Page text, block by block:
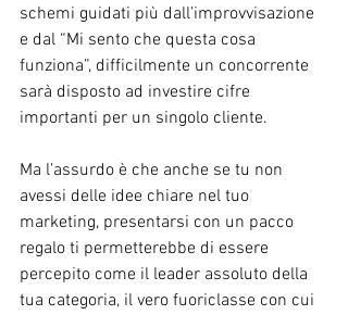
schemi guidati più dall’improvvisazione
e dal “Mi sento che questa cosa
funziona”, difficilmente un concorrente
sarà disposto ad investire cifre
importanti per un singolo cliente.
Ma l’assurdo è che anche se tu non
avessi delle idee chiare nel tuo
marketing, presentarsi con un pacco
regalo ti permetterebbe di essere
percepito come il leader assoluto della
tua categoria, il vero fuoriclasse con cui